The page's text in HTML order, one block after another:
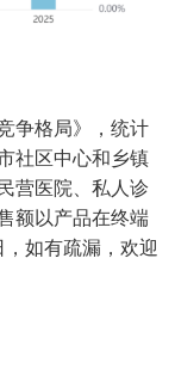
争格局》，统计
社区中心和乡镇
营医院、私人诊
额以产品在终端
如有疏漏，欢迎